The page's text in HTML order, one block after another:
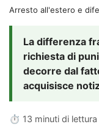
Arresto all'estero e
La differenza
richiesta di
decorre dal
acquisisce
⏱ 13 minuti di lettura